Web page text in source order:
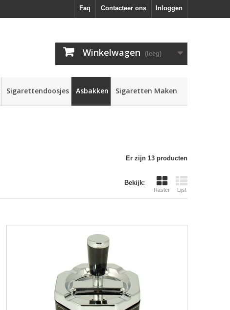
Inloggen
Contacteer ons
Faq
Winkelwagen (leeg)
Sigarettendoosjes Asbakken Sigaretten Maken
Er zijn 13 producten
Bekijk:
Raster Lijst